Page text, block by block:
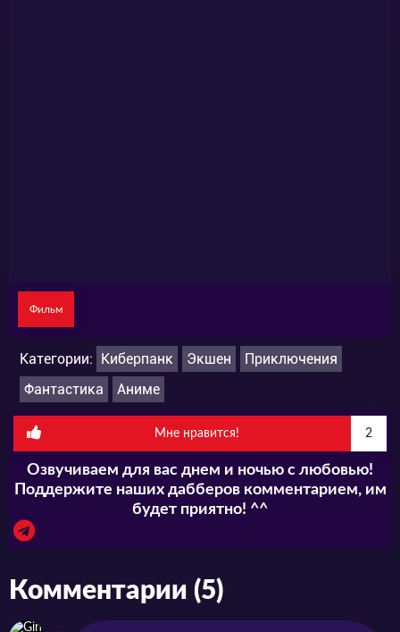
Фильм
Категории: Киберпанк Экшен
Приключения
Фантастика
Аниме
Мне нравится! 2
Озвучиваем для вас днем и ночью с любовью!
Поддержите наших дабберов комментарием, им
будет приятно! ^^
Комментарии (5)